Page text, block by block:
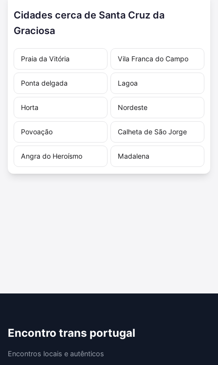
Cidades cerca de Santa Cruz da
Graciosa
Praia da Vitória Vila Franca do Campo
Ponta delgada Lagoa
Horta Nordeste
Povoação Calheta de São Jorge
Angra do Heroísmo Madalena
Encontro trans portugal
Encontros locais e autênticos